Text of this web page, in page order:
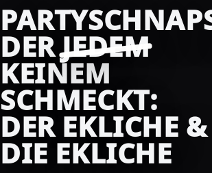
DERJEDEM
KEINEM
SCHMECKT:
DER EKLICHE &
DIE EKLICHE